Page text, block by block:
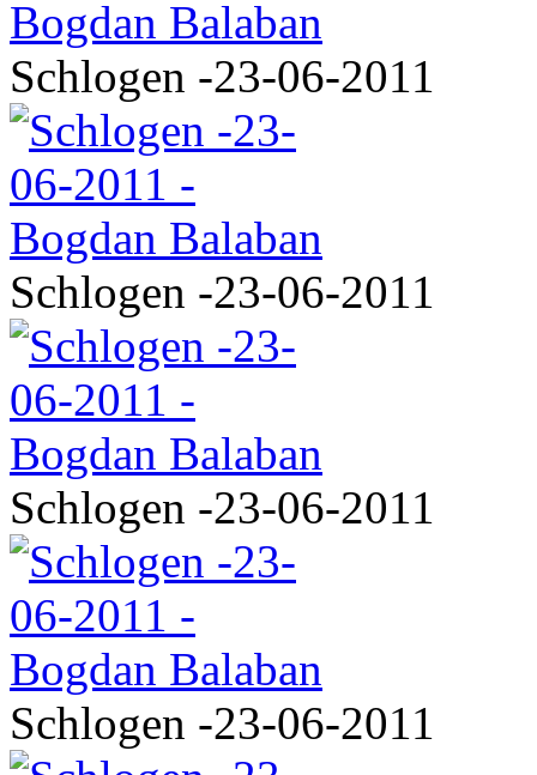
Schlogen -23-06-2011
Schlogen -23-06-2011
Schlogen -23-06-2011
Schlogen -23-06-2011